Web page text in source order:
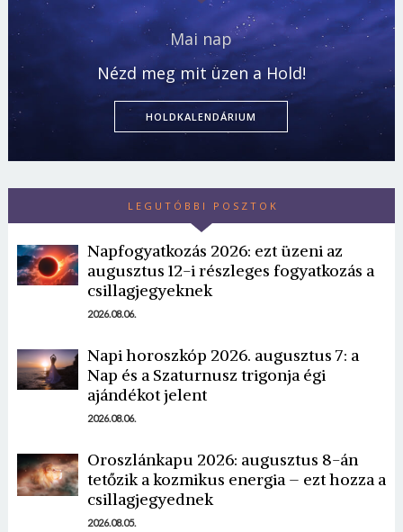
Mai nap
Nézd meg mit üzen a Hold!
HOLDKALENDÁRIUM
LEGUTÓBBI POSZTOK
Napfogyatkozás 2026: ezt üzeni az
augusztus 12-i részleges fogyatkozás a
csillagjegyeknek
2026.08.06.
Napi horoszkóp 2026. augusztus 7: a
Nap és a Szaturnusz trigonja égi
ajándékot jelent
2026.08.06.
Oroszlánkapu 2026: augusztus 8-án
tetőzik a kozmikus energia – ezt hozza a
csillagjegyednek
2026.08.05.
Borsonline bejelentkezés
Jelszó